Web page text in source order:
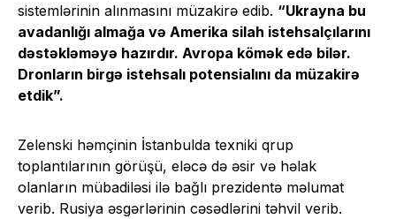
sistemlərinin alınmasını müzakirə edib. “Ukrayna bu
avadanlığı almağa və Amerika silah istehsalçılarını
dəstəkləməyə hazırdır. Avropa kömək edə bilər.
Dronların birgə istehsalı potensialını da müzakirə
etdik”.
Zelenski həmçinin İstanbulda texniki qrup
toplantılarının görüşü, eləcə də əsir və həlak
olanların mübadiləsi ilə bağlı prezidentə məlumat
verib. Rusiya əsgərlərinin cəsədlərini təhvil verib.